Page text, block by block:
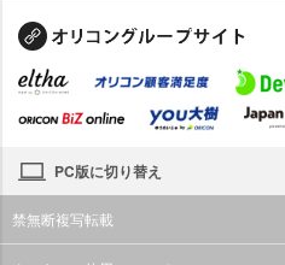
PC版に切り替え
禁無断複写転載